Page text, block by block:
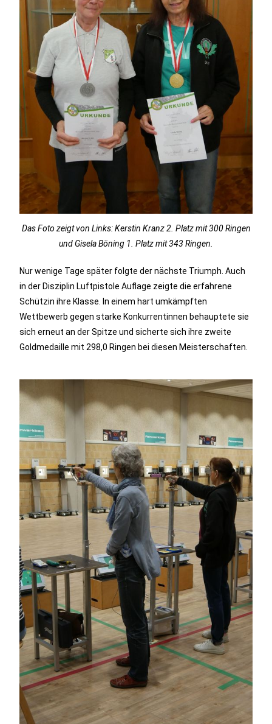
Das Foto zeigt von Links: Kerstin Kranz 2. Platz mit 300 Ringen
und Gisela Böning 1. Platz mit 343 Ringen.
Nur wenige Tage später folgte der nächste Triumph. Auch
in der Disziplin Luftpistole Auflage zeigte die erfahrene
Schützin ihre Klasse. In einem hart umkämpften
Wettbewerb gegen starke Konkurrentinnen behauptete sie
sich erneut an der Spitze und sicherte sich ihre zweite
Goldmedaille mit 298,0 Ringen bei diesen Meisterschaften.